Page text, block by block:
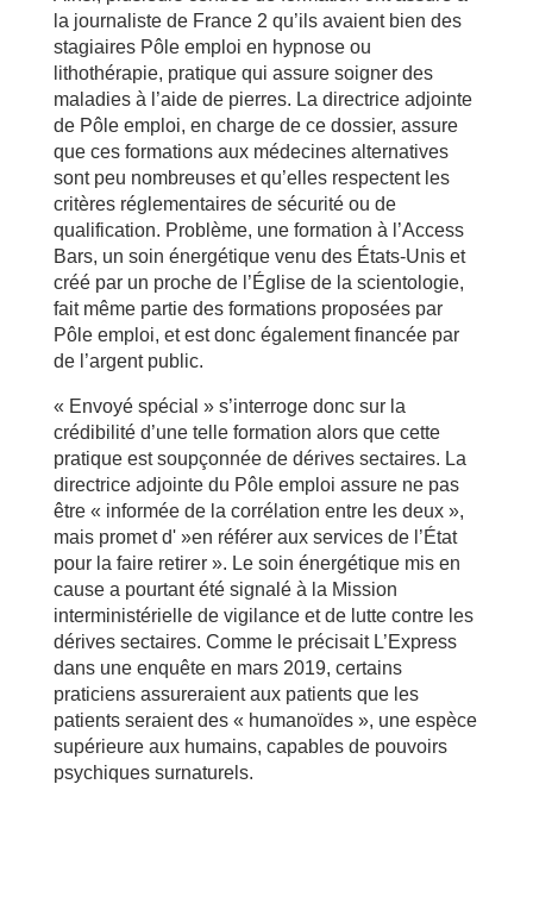
la journaliste de France 2 qu’ils avaient bien des
stagiaires Pôle emploi en hypnose ou
lithothérapie, pratique qui assure soigner des
maladies à l’aide de pierres. La directrice adjointe
de Pôle emploi, en charge de ce dossier, assure
que ces formations aux médecines alternatives
sont peu nombreuses et qu’elles respectent les
critères réglementaires de sécurité ou de
qualification. Problème, une formation à l’Access
Bars, un soin énergétique venu des États-Unis et
créé par un proche de l’Église de la scientologie,
fait même partie des formations proposées par
Pôle emploi, et est donc également financée par
de l’argent public.
« Envoyé spécial » s’interroge donc sur la
crédibilité d’une telle formation alors que cette
pratique est soupçonnée de dérives sectaires. La
directrice adjointe du Pôle emploi assure ne pas
être « informée de la corrélation entre les deux »,
mais promet d' »en référer aux services de l’État
pour la faire retirer ». Le soin énergétique mis en
cause a pourtant été signalé à la Mission
interministérielle de vigilance et de lutte contre les
dérives sectaires. Comme le précisait L’Express
dans une enquête en mars 2019, certains
praticiens assureraient aux patients que les
patients seraient des « humanoïdes », une espèce
supérieure aux humains, capables de pouvoirs
psychiques surnaturels.